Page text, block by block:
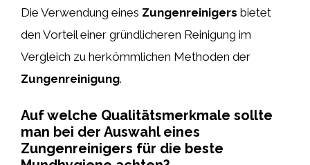
Die Verwendung eines Zungenreinigers bietet
den Vorteil einer gründlicheren Reinigung im
Vergleich zu herkömmlichen Methoden der
Zungenreinigung.
Auf welche Qualitätsmerkmale sollte
man bei der Auswahl eines
Zungenreinigers für die beste